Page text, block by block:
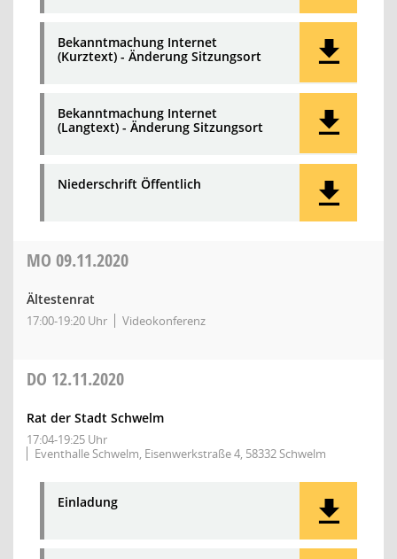
Bekanntmachung Internet
(Kurztext) - Änderung Sitzungsort
Bekanntmachung Internet
(Langtext) - Änderung Sitzungsort
Niederschrift Öffentlich
MO 09.11.2020
Ältestenrat
17:00-19:20 Uhr Videokonferenz
DO 12.11.2020
Rat der Stadt Schwelm
17:04-19:25 Uhr
Eventhalle Schwelm, Eisenwerkstraße 4, 58332 Schwelm
Einladung